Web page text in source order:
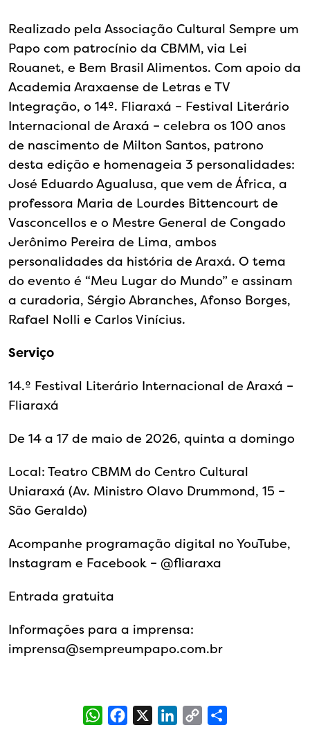
Realizado pela Associação Cultural Sempre um
Papo com patrocínio da CBMM, via Lei
Rouanet, e Bem Brasil Alimentos. Com apoio da
Academia Araxaense de Letras e TV
Integração, o 14º. Fliaraxá – Festival Literário
Internacional de Araxá – celebra os 100 anos
de nascimento de Milton Santos, patrono
desta edição e homenageia 3 personalidades:
José Eduardo Agualusa, que vem de África, a
professora Maria de Lourdes Bittencourt de
Vasconcellos e o Mestre General de Congado
Jerônimo Pereira de Lima, ambos
personalidades da história de Araxá. O tema
do evento é “Meu Lugar do Mundo” e assinam
a curadoria, Sérgio Abranches, Afonso Borges,
Rafael Nolli e Carlos Vinícius.
Serviço
14.º Festival Literário Internacional de Araxá –
Fliaraxá
De 14 a 17 de maio de 2026, quinta a domingo
Local: Teatro CBMM do Centro Cultural
Uniaraxá (Av. Ministro Olavo Drummond, 15 –
São Geraldo)
Acompanhe programação digital no YouTube,
Instagram e Facebook – @‌fliaraxa
Entrada gratuita
Informações para a imprensa:
imprensa@sempreumpapo.com.br
WhatsAppFacebook LinkedIn
Copy